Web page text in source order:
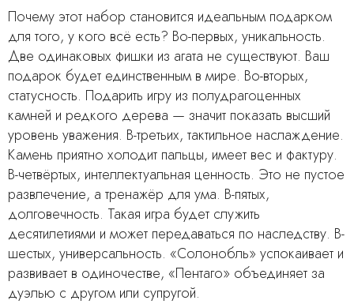
Почему этот набор становится идеальным подарком
для того, у кого всё есть? Во-первых, уникальность.
Две одинаковых фишки из агата не существуют. Ваш
подарок будет единственным в мире. Во-вторых,
статусность. Подарить игру из полудрагоценных
камней и редкого дерева — значит показать высший
уровень уважения. В-третьих, тактильное наслаждение.
Камень приятно холодит пальцы, имеет вес и фактуру.
В-четвёртых, интеллектуальная ценность. Это не пустое
развлечение, а тренажёр для ума. В-пятых,
долговечность. Такая игра будет служить
десятилетиями и может передаваться по наследству. В-
шестых, универсальность. «Солонобль» успокаивает и
развивает в одиночестве, «Пентаго» объединяет за
дуэлью с другом или супругой.